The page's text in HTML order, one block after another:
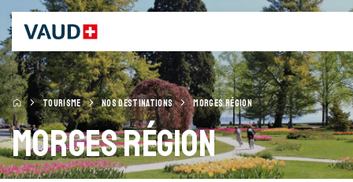
TOURISME NOS DESTINATIONS MORGES RÉGION
Morges Région